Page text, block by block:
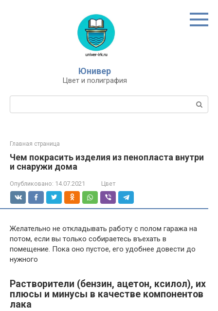
Юнивер
Цвет и полиграфия
Главная страница
Чем покрасить изделия из пенопласта внутри
и снаружи дома
Опубликовано: 14.07.2021 Цвет
Желательно не откладывать работу с полом гаража на
потом, если вы только собираетесь въехать в
помещение. Пока оно пустое, его удобнее довести до
нужного
Растворители (бензин, ацетон, ксилол), их
плюсы и минусы в качестве компонентов
лака